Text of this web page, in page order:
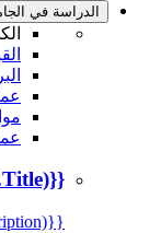
الدراسة في
{{mmc.getCurrentTranslation(item.Title)}}
{{mmc.getCurrentTranslation(item.Description)}}